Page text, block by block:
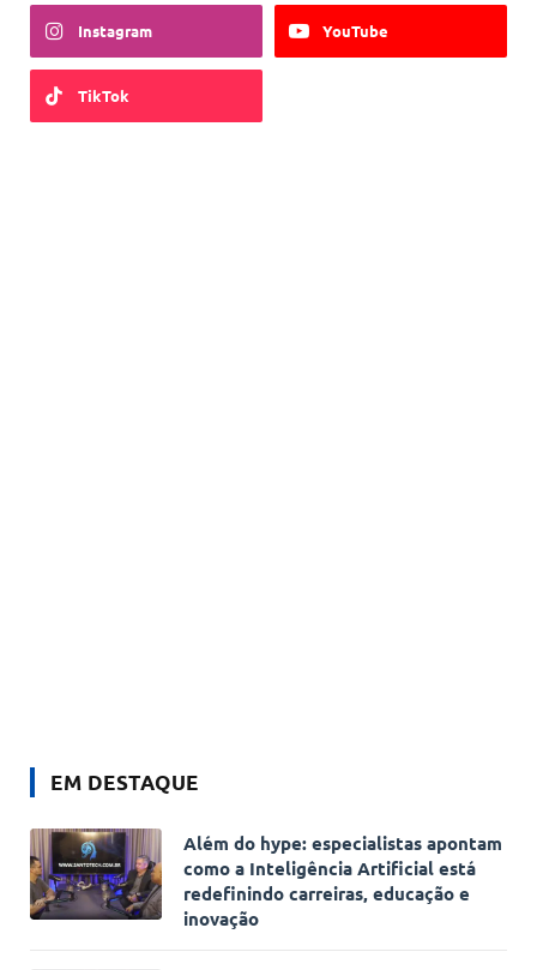
Instagram YouTube
TikTok
EM DESTAQUE
Além do hype: especialistas apontam
como a Inteligência Artificial está
redefinindo carreiras, educação e
inovação